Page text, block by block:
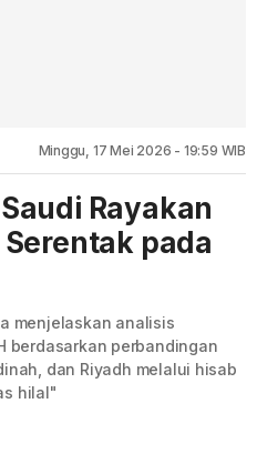
Minggu, 17 Mei 2026 - 19:59 WIB
Rayakan
pada
menjelaskan analisis
berdasarkan perbandingan
dan Riyadh melalui hisab
hilal"